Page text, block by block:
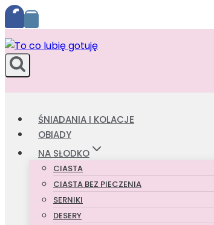
Przejdź
do
treści
ŚNIADANIA I KOLACJE
OBIADY
NA SŁODKO
CIASTA
CIASTA BEZ PIECZENIA
SERNIKI
DESERY